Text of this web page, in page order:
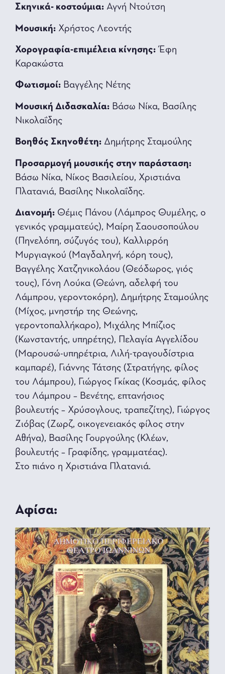
Σκηνικά- κοστούμια: Αγνή Ντούτση
Μουσική: Χρήστος Λεοντής
Χορογραφία-επιμέλεια κίνησης: Έφη
Καρακώστα
Φωτισμοί: Βαγγέλης Νέτης
Μουσική Διδασκαλία: Βάσω Νίκα, Βασίλης
Νικολαΐδης
Βοηθός Σκηνοθέτη: Δημήτρης Σταμούλης
Προσαρμογή μουσικής στην παράσταση:
Βάσω Νίκα, Νίκος Βασιλείου, Χριστιάνα
Πλατανιά, Βασίλης Νικολαΐδης.
Διανομή: Θέμις Πάνου (Λάμπρος Θυμέλης, ο
γενικός γραμματεύς), Μαίρη Σαουσοπούλου
(Πηνελόπη, σύζυγός του), Καλλιρρόη
Μυργιαγκού (Μαγδαληνή, κόρη τους),
Βαγγέλης Χατζηνικολάου (Θεόδωρος, γιός
τους), Γόνη Λούκα (Θεώνη, αδελφή του
Λάμπρου, γεροντοκόρη), Δημήτρης Σταμούλης
(Μίχος, μνηστήρ της Θεώνης,
γεροντοπαλλήκαρο), Μιχάλης Μπίζιος
(Κωνσταντής, υπηρέτης), Πελαγία Αγγελίδου
(Μαρουσώ-υπηρέτρια, Λιλή-τραγουδίστρια
καμπαρέ), Γιάννης Τάτσης (Στρατήγης, φίλος
του Λάμπρου), Γιώργος Γκίκας (Κοσμάς, φίλος
του Λάμπρου – Βενέτης, επτανήσιος
βουλευτής – Χρύσογλους, τραπεζίτης), Γιώργος
Ζιόβας (Ζωρζ, οικογενειακός φίλος στην
Αθήνα), Βασίλης Γουργούλης (Κλέων,
βουλευτής – Γραφίδης, γραμματέας).
Στο πιάνο η Χριστιάνα Πλατανιά.
Αφίσα: